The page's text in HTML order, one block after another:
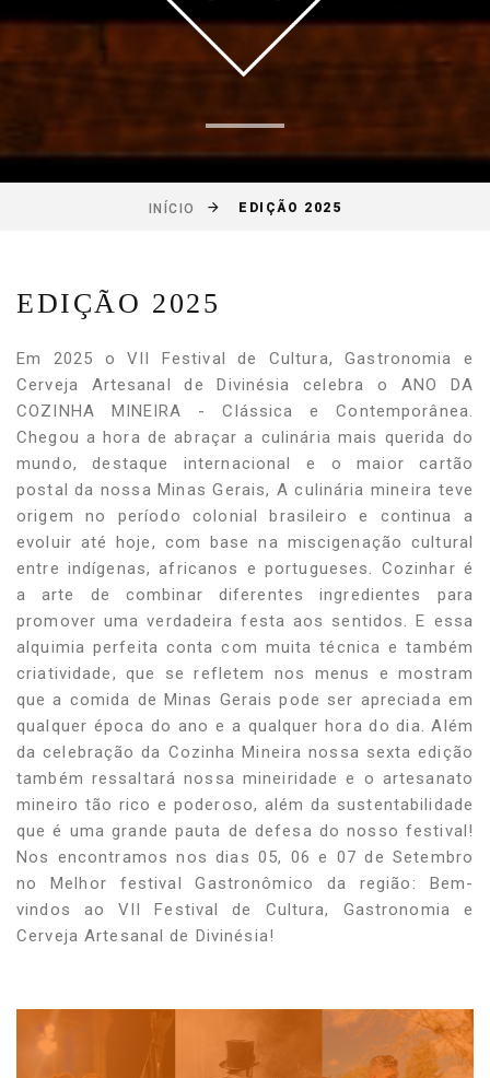
INÍCIO EDIÇÃO 2025
EDIÇÃO 2025
Em 2025 o VII Festival de Cultura, Gastronomia e
Cerveja Artesanal de Divinésia celebra o ANO DA
COZINHA MINEIRA - Clássica e Contemporânea.
Chegou a hora de abraçar a culinária mais querida do
mundo, destaque internacional e o maior cartão
postal da nossa Minas Gerais, A culinária mineira teve
origem no período colonial brasileiro e continua a
evoluir até hoje, com base na miscigenação cultural
entre indígenas, africanos e portugueses. Cozinhar é
a arte de combinar diferentes ingredientes para
promover uma verdadeira festa aos sentidos. E essa
alquimia perfeita conta com muita técnica e também
criatividade, que se refletem nos menus e mostram
que a comida de Minas Gerais pode ser apreciada em
qualquer época do ano e a qualquer hora do dia. Além
da celebração da Cozinha Mineira nossa sexta edição
também ressaltará nossa mineiridade e o artesanato
mineiro tão rico e poderoso, além da sustentabilidade
que é uma grande pauta de defesa do nosso festival!
Nos encontramos nos dias 05, 06 e 07 de Setembro
no Melhor festival Gastronômico da região: Bem-
vindos ao VII Festival de Cultura, Gastronomia e
Cerveja Artesanal de Divinésia!